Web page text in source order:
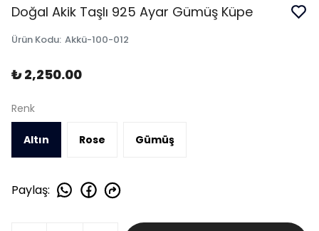
Doğal Akik Taşlı 925 Ayar Gümüş Küpe
Ürün Kodu: Akkü-100-012
₺ 2,250.00
Renk
Altın Rose Gümüş
Paylaş: